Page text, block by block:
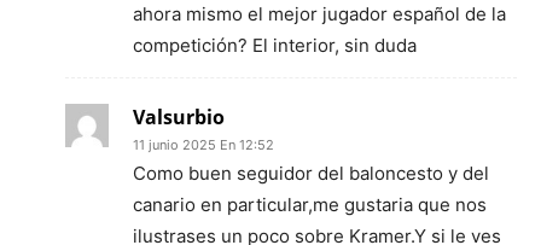
ahora mismo el mejor jugador español de la
competición? El interior, sin duda
Valsurbio
11 junio 2025 En 12:52
Como buen seguidor del baloncesto y del
canario en particular,me gustaria que nos
ilustrases un poco sobre Kramer.Y si le ves